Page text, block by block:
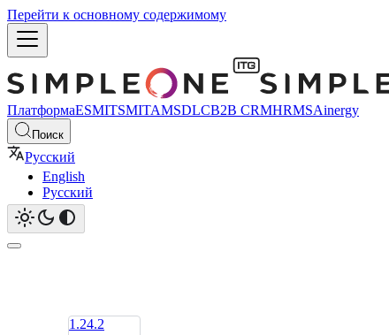
Перейти к основному содержимому
ПлатформаESMITSMITAMSDLCB2B CRMHRMSAinergy
Поиск
Русский
English
Русский
1.24.2